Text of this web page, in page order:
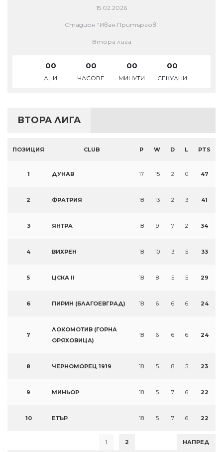
15.02.2026
Стадион "Иван Притъргов"
Втора лига
00
ДНИ
00
ЧАСОВЕ
00
МИНУТИ
00
СЕКУДНИ
ВТОРА ЛИГА
ПОЗИЦИЯ CLUB P W D L PTS
1 ДУНАВ 17 15 2 0 47
2 ФРАТРИЯ 18 13 2 3 41
3 ЯНТРА 18 9 7 2 34
4 ВИХРЕН 18 10 3 5 33
5 ЦСКА II 18 8 5 5 29
6 ПИРИН (БЛАГОЕВГРАД) 18 6 6 6 24
7
ЛОКОМОТИВ (ГОРНА
ОРЯХОВИЦА)
18 6 6 6 24
8 ЧЕРНОМОРЕЦ 1919 18 5 8 5 23
9 МИНЬОР 18 5 7 6 22
10 ЕТЪР 18 5 7 6 22
1 2 НАПРЕД